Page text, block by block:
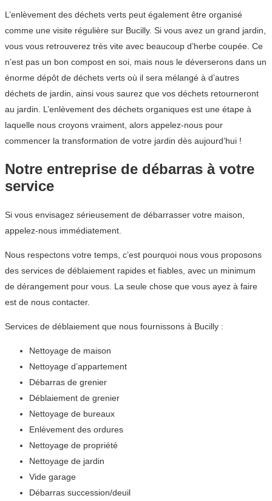
L’enlèvement des déchets verts peut également être organisé
comme une visite régulière sur Bucilly. Si vous avez un grand jardin,
vous vous retrouverez très vite avec beaucoup d’herbe coupée. Ce
n’est pas un bon compost en soi, mais nous le déverserons dans un
énorme dépôt de déchets verts où il sera mélangé à d’autres
déchets de jardin, ainsi vous saurez que vos déchets retourneront
au jardin. L’enlèvement des déchets organiques est une étape à
laquelle nous croyons vraiment, alors appelez-nous pour
commencer la transformation de votre jardin dès aujourd’hui !
Notre entreprise de débarras à votre
service
Si vous envisagez sérieusement de débarrasser votre maison,
appelez-nous immédiatement.
Nous respectons votre temps, c’est pourquoi nous vous proposons
des services de déblaiement rapides et fiables, avec un minimum
de dérangement pour vous. La seule chose que vous ayez à faire
est de nous contacter.
Services de déblaiement que nous fournissons à Bucilly :
Nettoyage de maison
Nettoyage d’appartement
Débarras de grenier
Déblaiement de grenier
Nettoyage de bureaux
Enlèvement des ordures
Nettoyage de propriété
Nettoyage de jardin
Vide garage
Débarras succession/deuil